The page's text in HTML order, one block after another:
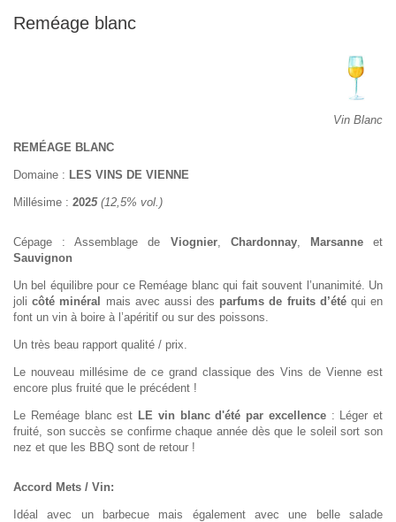
Reméage blanc
Vin Blanc
REMÉAGE BLANC
Domaine : LES VINS DE VIENNE
Millésime : 2025(12,5% vol.)
Cépage : Assemblage de Viognier, Chardonnay, Marsanneet
Sauvignon
Un bel équilibre pour ce Reméage blanc qui fait souvent l’unanimité. Un
jolicôté minéral mais avec aussi des parfums de fruits d’étéqui en
font un vin à boire à l’apéritif ou sur des poissons.
Un très beau rapport qualité / prix.
Le nouveau millésime de ce grand classique des Vins de Vienne est
encore plus fruité que le précédent !
Le Reméage blanc est LE vin blanc d'été par excellence: Léger et
fruité, son succès se confirme chaque année dès que le soleil sort son
nez et que les BBQ sont de retour !
Accord Mets / Vin:
Idéal avec un barbecue mais également avec une belle salade